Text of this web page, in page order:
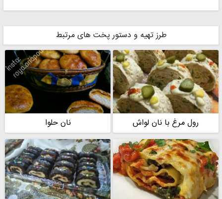
maral farhadi
maral farhadi
مامان سهیل مبین❤ماتیار
طرز تهیه و دستور پخت های مرتبط
رول مرغ با نان لواش نان حلوا